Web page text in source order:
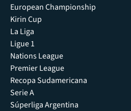
European Championship
Kirin Cup
La Liga
Ligue 1
Nations League
Premier League
Recopa Sudamericana
Serie A
Súperliga Argentina